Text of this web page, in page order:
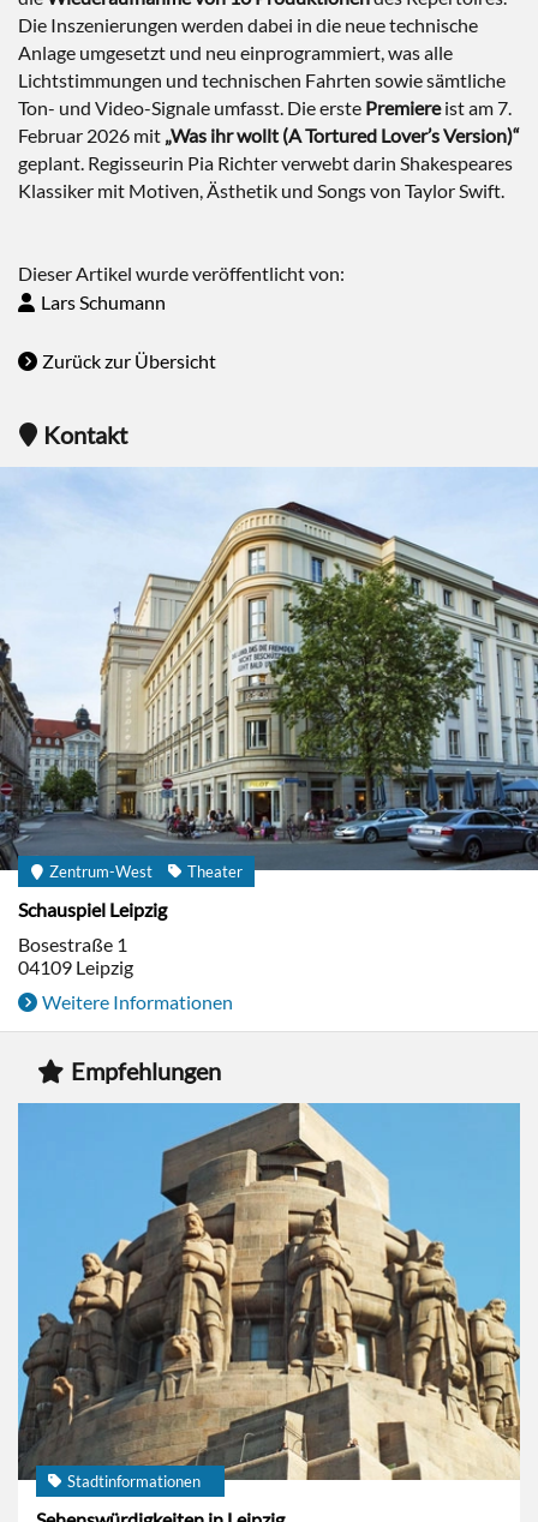
Die Inszenierungen werden dabei in die neue technische
Anlage umgesetzt und neu einprogrammiert, was alle
Lichtstimmungen und technischen Fahrten sowie sämtliche
Ton- und Video-Signale umfasst. Die erste Premiereist am 7.
Februar 2026 mit „Was ihr wollt (A Tortured Lover’s Version)“
geplant. Regisseurin Pia Richter verwebt darin Shakespeares
Klassiker mit Motiven, Ästhetik und Songs von Taylor Swift.
Dieser Artikel wurde veröffentlicht von:
Lars Schumann
Zurück zur Übersicht
Kontakt
Zentrum-West Theater
Schauspiel Leipzig
Bosestraße 1
04109 Leipzig
Weitere Informationen
Empfehlungen
Stadtinformationen